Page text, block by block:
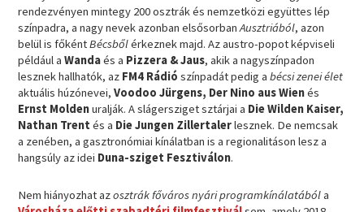
rendezvényen mintegy 200 osztrák és nemzetközi együttes lép
színpadra, a nagy nevek azonban elsősorbanAusztriából, azon
belül is főkéntBécsbőlérkeznek majd. Az austro-popot képviseli
például aWandaés a Pizzera & Jaus, akik a nagyszínpadon
lesznek hallhatók, az FM4 Rádió színpadát pedig a bécsi zenei élet
aktuális húzónevei,Voodoo Jürgens, Der Nino aus Wienés
Ernst Moldenuralják. A slágersziget sztárjai a Die Wilden Kaiser,
Nathan Trent és a Die Jungen Zillertalerlesznek. De nemcsak
a zenében, a gasztronómiai kínálatban is a regionalitáson lesz a
hangsúly az idei Duna-sziget Fesztiválon.
Nem hiányozhat azosztrák főváros nyári programkínálatábóla